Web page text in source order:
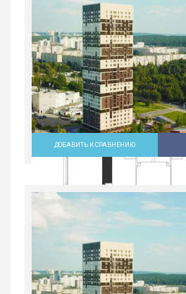
Россия, Свердловская
Екатеринбург
9 632 700 руб.
2 30/31 59.2 м
ДОБАВИТЬ К СРАВНЕНИЮ